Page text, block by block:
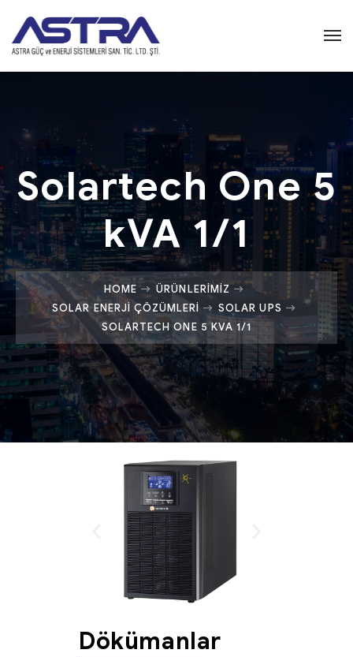
Solartech One 5
kVA 1/1
HOME
ÜRÜNLERIMIZ
SOLAR ENERJI ÇÖZÜMLERI
SOLAR UPS
SOLARTECH ONE 5 KVA 1/1
Dökümanlar